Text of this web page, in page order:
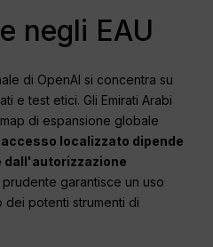
negli EAU
di OpenAI si concentra su
e test etici. Gli Emirati Arabi
di espansione globale
localizzato dipende
dall'autorizzazione
garantisce un uso
potenti strumenti di